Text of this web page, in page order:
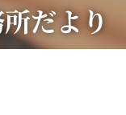
だより